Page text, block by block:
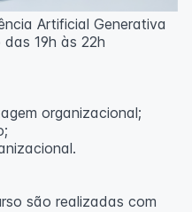
Artificial Generativa
19h às 22h
organizacional;
são realizadas com